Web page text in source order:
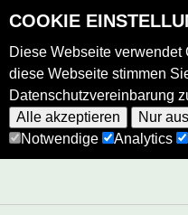
COOKIE
Diese Webseite verwendet
diese Webseite stimmen
Datenschutzvereinbarung
Alle akzeptieren
Nur
Notwendige
Analytics